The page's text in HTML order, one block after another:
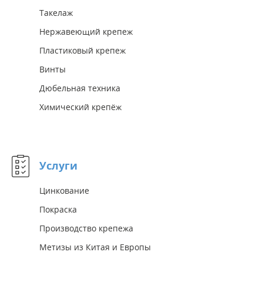
Такелаж
Нержавеющий крепеж
Пластиковый крепеж
Винты
Дюбельная техника
Химический крепёж
Услуги
Цинкование
Покраска
Производство крепежа
Метизы из Китая и Европы